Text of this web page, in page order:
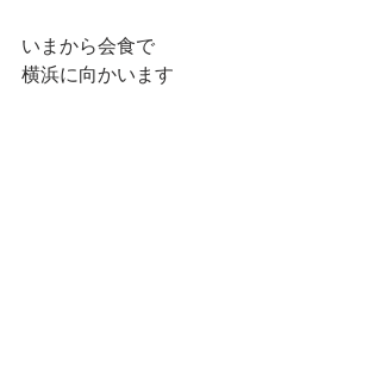
いまから会食で
横浜に向かいます